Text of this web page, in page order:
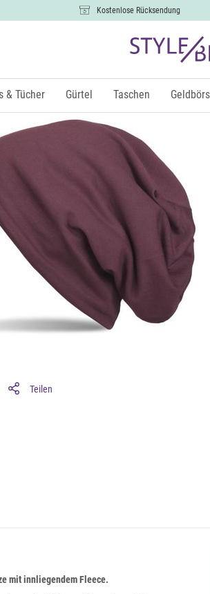
Kostenlose Rücksendung
& Tücher Gürtel Taschen
Teilen
mit innliegendem Fleece.